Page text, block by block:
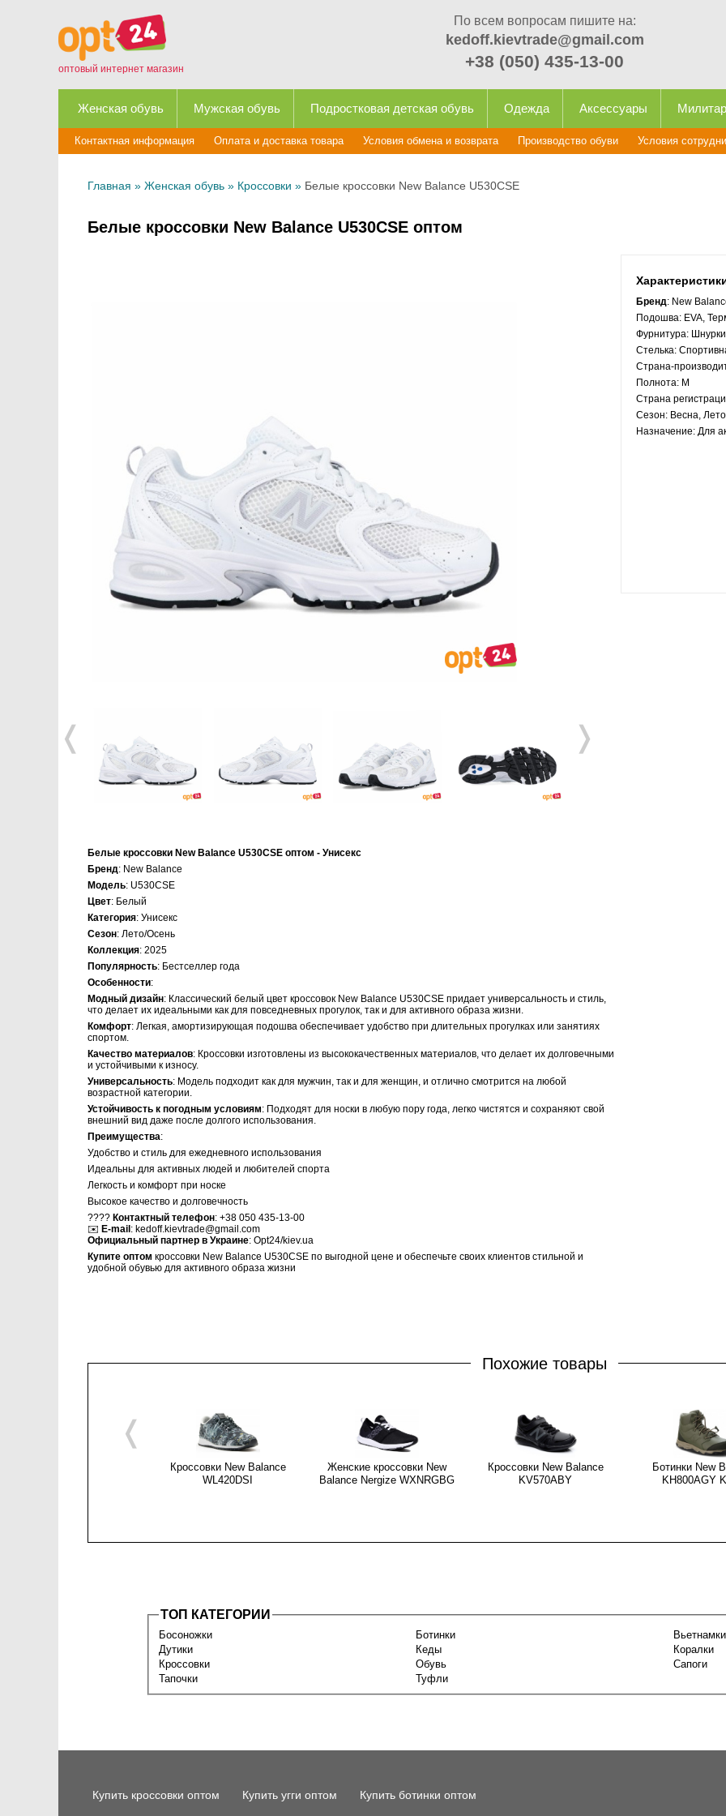
оптовый интернет магазин
По всем вопросам пишите на:
kedoff.kievtrade@gmail.com
+38 (050) 435-13-00
Женская обувь Мужская обувь Подростковая детская обувь Одежда Аксессуары
Контактная информация Оплата и доставка товара Условия обмена и возврата Производство обуви Условия
Главная » Женская обувь » Кроссовки » Белые кроссовки New Balance U530CSE
Белые кроссовки New Balance U530CSE оптом
❬ ❭
Белые кроссовки New Balance U530CSE оптом - Унисекс
Бренд: New Balance
Модель: U530CSE
Цвет: Белый
Категория: Унисекс
Сезон: Лето/Осень
Коллекция: 2025
Популярность: Бестселлер года
Особенности:
Модный дизайн: Классический белый цвет кроссовок New Balance U530CSE придает универсальность и стиль,
что делает их идеальными как для повседневных прогулок, так и для активного образа жизни.
Комфорт: Легкая, амортизирующая подошва обеспечивает удобство при длительных прогулках или занятиях
спортом.
Качество материалов: Кроссовки изготовлены из высококачественных материалов, что делает их долговечными
и устойчивыми к износу.
Универсальность: Модель подходит как для мужчин, так и для женщин, и отлично смотрится на любой
возрастной категории.
Устойчивость к погодным условиям: Подходят для носки в любую пору года, легко чистятся и сохраняют свой
внешний вид даже после долгого использования.
Преимущества:
Удобство и стиль для ежедневного использования
Идеальны для активных людей и любителей спорта
Легкость и комфорт при носке
Высокое качество и долговечность
???? Контактный телефон: +38 050 435-13-00
✉️ E-mail : kedoff.kievtrade@gmail.com
Официальный партнер в Украине: Opt24/kiev.ua
Купите оптом кроссовки New Balance U530CSE по выгодной цене и обеспечьте своих клиентов стильной и
удобной обувью для активного образа жизни
Бренд: New
Подошва: EVA,
Фурнитура: Шнурки
Стелька:
Страна-
Полнота: M
Страна
Сезон: Весна,
Назначение: Для
Похожие товары
Кроссовки New Balance
WL420DSI
Женские кроссовки New
Balance Nergize WXNRGBG
Кроссовки New Balance
KV570ABY
Ботинки New
KH800AGY
❬
ТОП КАТЕГОРИИ
Босоножки Ботинки
Вьетнамки
Дутики
Кеды
Коралки
Кроссовки
Обувь
Сапоги
Тапочки
Туфли
Купить кроссовки оптом Купить угги оптом Купить ботинки оптом